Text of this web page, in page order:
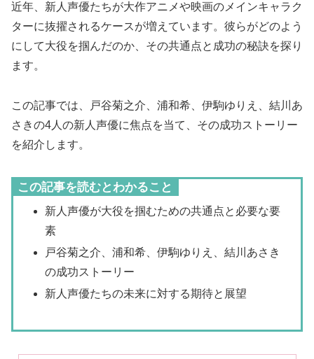
近年、新人声優たちが大作アニメや映画のメインキャラク
ターに抜擢されるケースが増えています。彼らがどのよう
にして大役を掴んだのか、その共通点と成功の秘訣を探り
ます。
この記事では、戸谷菊之介、浦和希、伊駒ゆりえ、結川あ
さきの4人の新人声優に焦点を当て、その成功ストーリー
を紹介します。
この記事を読むとわかること
新人声優が大役を掴むための共通点と必要な要
素
戸谷菊之介、浦和希、伊駒ゆりえ、結川あさき
の成功ストーリー
新人声優たちの未来に対する期待と展望